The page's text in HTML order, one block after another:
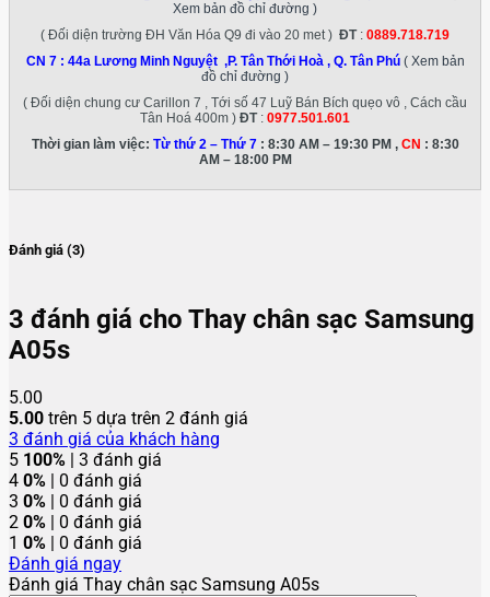
Xem bản đồ chỉ đường )
( Đối diện trường ĐH Văn Hóa Q9 đi vào 20 met ) ĐT: 0889.718.719
CN 7 : 44a Lương Minh Nguyệt ,P. Tân Thới Hoà , Q. Tân Phú ( Xem bản
đồ chỉ đường )
( Đối diện chung cư Carillon 7 , Tới số 47 Luỹ Bán Bích quẹo vô , Cách cầu
Tân Hoá 400m ) ĐT: 0977.501.601
Thời gian làm việc: Từ thứ 2 – Thứ 7: 8:30 AM – 19:30 PM , CN : 8:30
AM – 18:00 PM
Đánh giá (3)
3 đánh giá cho Thay chân sạc Samsung
A05s
5.00
5.00 trên 5 dựa trên 2 đánh giá
3 đánh giá của khách hàng
5 100% | 3 đánh giá
4 0% | 0 đánh giá
3 0% | 0 đánh giá
2 0% | 0 đánh giá
1 0% | 0 đánh giá
Đánh giá ngay
Đánh giá Thay chân sạc Samsung A05s